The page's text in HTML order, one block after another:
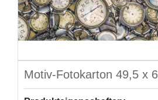
Motiv-Fotokarton 49,5 x